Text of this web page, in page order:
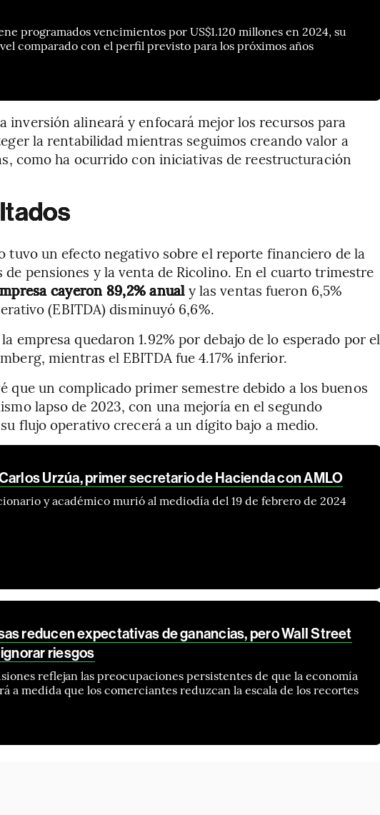
programados vencimientos por US$1.120 millones en 2024, su
comparado con el perfil previsto para los próximos años
inversión alineará y enfocará mejor los recursos para
la rentabilidad mientras seguimos creando valor a
como ha ocurrido con iniciativas de reestructuración
tuvo un efecto negativo sobre el reporte financiero de la
de pensiones y la venta de Ricolino. En el cuarto trimestre
cayeron 89,2% anualy las ventas fueron 6,5%
(EBITDA) disminuyó 6,6%.
empresa quedaron 1.92% por debajo de lo esperado por el
mientras el EBITDA fue 4.17% inferior.
que un complicado primer semestre debido a los buenos
lapso de 2023, con una mejoría en el segundo
flujo operativo crecerá a un dígito bajo a medio.
Urzúa, primer secretario de Hacienda con AMLO
y académico murió al mediodía del 19 de febrero de 2024
reducen expectativas de ganancias, pero Wall Street
riesgos
reflejan las preocupaciones persistentes de que la economía
a medida que los comerciantes reduzcan la escala de los recortes